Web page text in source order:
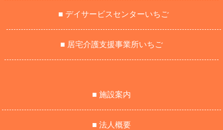
■ デイサービスセンターいちご
■ 居宅介護支援事業所いちご
■ 施設案内
■ 法人概要